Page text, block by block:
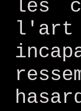
les
l'art